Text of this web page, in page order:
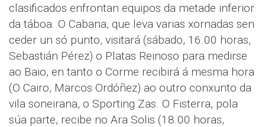
clasificados enfrontan equipos da metade inferior
da táboa. O Cabana, que leva varias xornadas sen
ceder un só punto, visitará (sábado, 16.00 horas,
Sebastián Pérez) o Platas Reinoso para medirse
ao Baio, en tanto o Corme recibirá á mesma hora
(O Cairo, Marcos Ordóñez) ao outro conxunto da
vila soneirana, o Sporting Zas. O Fisterra, pola
súa parte, recibe no Ara Solis (18.00 horas,